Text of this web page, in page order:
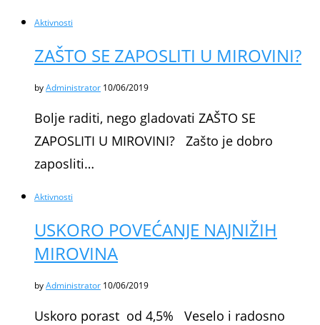
Aktivnosti
ZAŠTO SE ZAPOSLITI U MIROVINI?
byAdministrator 10/06/2019
Bolje raditi, nego gladovati ZAŠTO SE
ZAPOSLITI U MIROVINI? Zašto je dobro
zaposliti…
Aktivnosti
USKORO POVEĆANJE NAJNIŽIH
MIROVINA
byAdministrator 10/06/2019
Uskoro porast od 4,5% Veselo i radosno